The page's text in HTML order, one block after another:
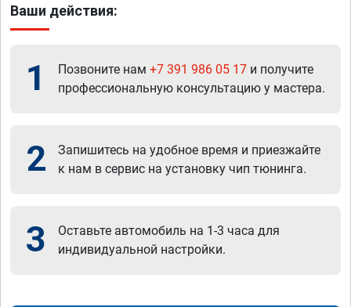
Ваши действия:
1 Позвоните нам +7 391 986 05 17 и получите
профессиональную консультацию у мастера.
2
Запишитесь на удобное время и приезжайте
к нам в сервис на установку чип тюнинга.
3
Оставьте автомобиль на 1-3 часа для
индивидуальной настройки.